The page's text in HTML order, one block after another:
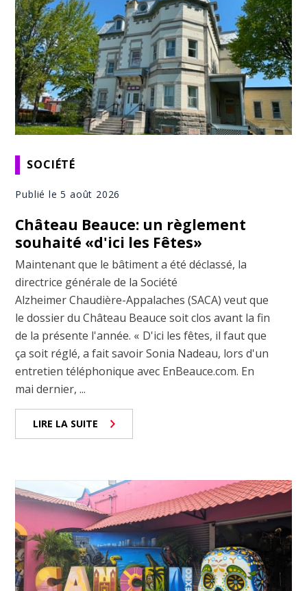
SOCIÉTÉ
Publié le 5 août 2026
Château Beauce: un règlement
souhaité «d'ici les Fêtes»
Maintenant que le bâtiment a été déclassé, la
directrice générale de la Société
Alzheimer Chaudière-Appalaches (SACA) veut que
le dossier du Château Beauce soit clos avant la fin
de la présente l'année. « D'ici les fêtes, il faut que
ça soit réglé, a fait savoir Sonia Nadeau, lors d'un
entretien téléphonique avec EnBeauce.com. En
mai dernier, ...
LIRE LA SUITE